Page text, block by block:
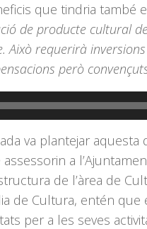
que tindria
de producte cultural
Això requerirà
però
va plantejar
a
de l’àrea de
de Cultura, entén
per a les seves